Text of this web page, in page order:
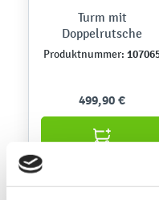
Turm mit
Doppelrutsche
Produktnummer:
499,90 €